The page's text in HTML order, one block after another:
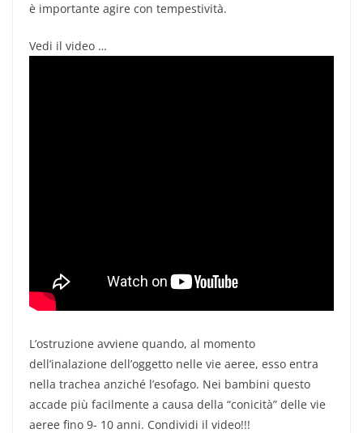
è importante agire con tempestività.
Vedi il video …
L’ostruzione avviene quando, al momento
dell’inalazione dell’oggetto nelle vie aeree, esso entra
nella trachea anziché l’esofago. Nei bambini questo
accade più facilmente a causa della “conicità” delle vie
aeree fino 9- 10 anni. Condividi il video!!!